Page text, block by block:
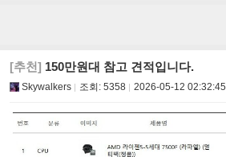
[추천] 150만원대 참고 견적입니다.
Skywalkers 조회: 5358 2026-05-12 02:32:45